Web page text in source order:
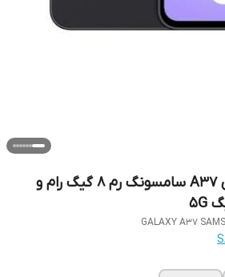
گوشی موبایل گلکسی A37 سامسونگ رم 8 گیگ رام و
GALAXY A37